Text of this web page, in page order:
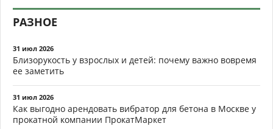
РАЗНОЕ
31 июл 2026
Близорукость у взрослых и детей: почему важно вовремя
ее заметить
31 июл 2026
Как выгодно арендовать вибратор для бетона в Москве у
прокатной компании ПрокатМаркет